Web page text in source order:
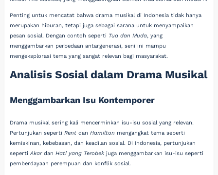
Penting untuk mencatat bahwa drama musikal di Indonesia tidak hanya
merupakan hiburan, tetapi juga sebagai sarana untuk menyampaikan
pesan sosial. Dengan contoh seperti Tua dan Muda, yang
menggambarkan perbedaan antargenerasi, seni ini mampu
mengeksplorasi tema yang sangat relevan bagi masyarakat.
Analisis Sosial dalam Drama Musikal
Menggambarkan Isu Kontemporer
Drama musikal sering kali mencerminkan isu-isu sosial yang relevan.
Pertunjukan sepertiRent danHamilton mengangkat tema seperti
kemiskinan, kebebasan, dan keadilan sosial. Di Indonesia, pertunjukan
sepertiAkardanHati yang Terobek juga menggambarkan isu-isu seperti
pemberdayaan perempuan dan konflik sosial.